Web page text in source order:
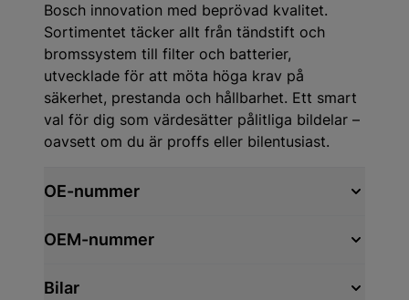
Bosch innovation med beprövad kvalitet.
Sortimentet täcker allt från tändstift och
bromssystem till filter och batterier,
utvecklade för att möta höga krav på
säkerhet, prestanda och hållbarhet. Ett smart
val för dig som värdesätter pålitliga bildelar –
oavsett om du är proffs eller bilentusiast.
OE-nummer
OEM-nummer
Bilar